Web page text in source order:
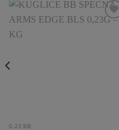
0.23 BB